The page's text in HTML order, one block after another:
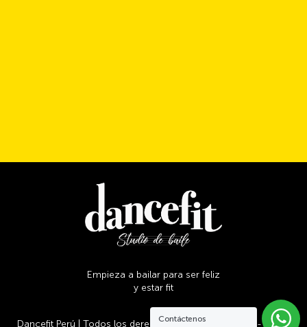
Empieza a bailar para ser feliz
y estar fit
Dancefit Perú | Todos los derechos reservados | 2026 - 10:39
Contáctenos